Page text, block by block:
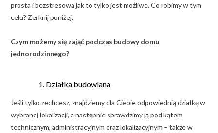
prosta i bezstresowa jak to tylko jest możliwe. Co robimy w tym
celu? Zerknij poniżej.
Czym możemy się zająć podczas budowy domu
jednorodzinnego?
Działka budowlana
Jeśli tylko zechcesz, znajdziemy dla Ciebie odpowiednią działkę w
wybranej lokalizacji, a następnie sprawdzimy ją pod kątem
technicznym, administracyjnym oraz lokalizacyjnym – także w